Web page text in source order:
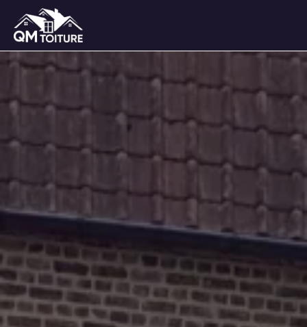
Panneau de gestion des cookies